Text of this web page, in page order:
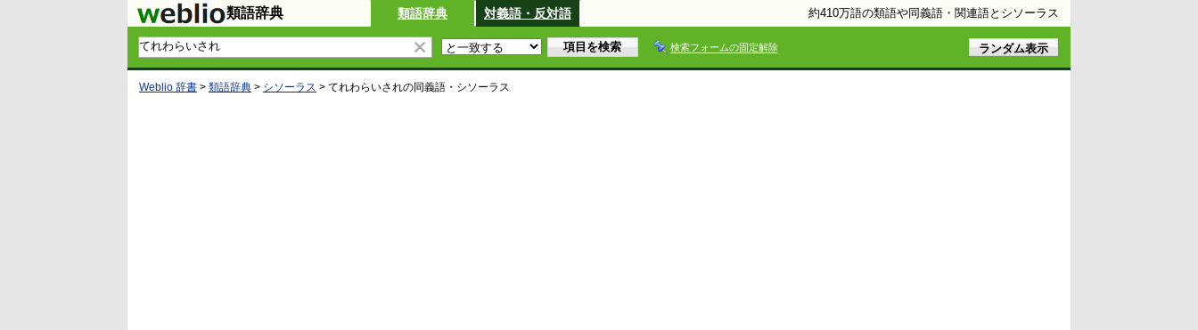
類語辞典 類語辞典 対義語・反対語 約410万語の類語や同義語・関連語とシソーラス
検索フォームの固定解除
Weblio 辞書 > 類語辞典 > シソーラス > てれわらいされの同義語・シソーラス